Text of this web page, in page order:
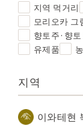
지역 먹거리
모리오카 그
향토주·향
유제품
지역
이와테현